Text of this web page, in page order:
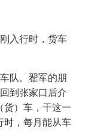
入行时，货车
队。翟军的朋
到张家口后介
货）车，干这一
时，每月能从车